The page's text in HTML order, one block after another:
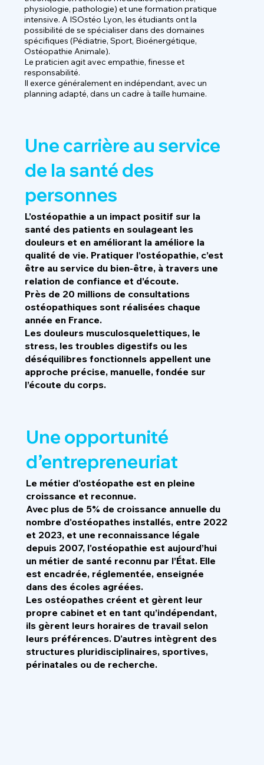
physiologie, pathologie) et une formation pratique
intensive. A ISOstéo Lyon, les étudiants ont la
possibilité de se spécialiser dans des domaines
spécifiques (Pédiatrie, Sport, Bioénergétique,
Ostéopathie Animale)​​.
Le praticien agit avec empathie, finesse et
responsabilité.
Il exerce généralement en indépendant, avec un
planning adapté, dans un cadre à taille humaine.
Une carrière au service
de la santé des
personnes
L’ostéopathie a un impact positif sur la
santé des patients en soulageant les
douleurs et en améliorant la améliore la
qualité de vie. Pratiquer l’ostéopathie, c’est
être au service du bien-être, à travers une
relation de confiance et d’écoute.
Près de 20 millions de consultations
ostéopathiques sont réalisées chaque
année en France.
Les douleurs musculosquelettiques, le
stress, les troubles digestifs ou les
déséquilibres fonctionnels appellent une
approche précise, manuelle, fondée sur
l’écoute du corps.
Une opportunité
d’entrepreneuriat
Le métier d'ostéopathe est en pleine
croissance et reconnue.
Avec plus de 5% de croissance annuelle du
nombre d'ostéopathes installés, entre 2022
et 2023, et une reconnaissance légale
depuis 2007, l'ostéopathie est aujourd’hui
un métier de santé reconnu par l’État. Elle
est encadrée, réglementée, enseignée
dans des écoles agréées.
Les ostéopathes créent et gèrent leur
propre cabinet et en tant qu’indépendant,
ils gèrent leurs horaires de travail selon
leurs préférences. D'autres intègrent des
structures pluridisciplinaires, sportives,
périnatales ou de recherche.